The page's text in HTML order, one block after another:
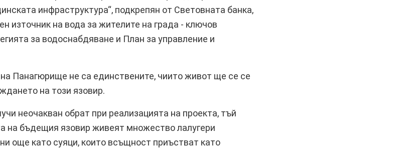
инфраструктура“, подкрепян от Световната банка,
източник на вода за жителите на града - ключов
за водоснабдяване и План за управление и
Панагюрище не са единствените, чиито живот ще се се
на този язовир.
неочакван обрат при реализацията на проекта, тъй
на бъдещия язовир живеят множество лалугери
още като суяци, които всъщност приъстват като